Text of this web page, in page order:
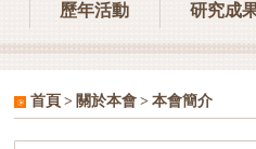
歷年活動 研究成
首頁 > 關於本會 > 本會簡介